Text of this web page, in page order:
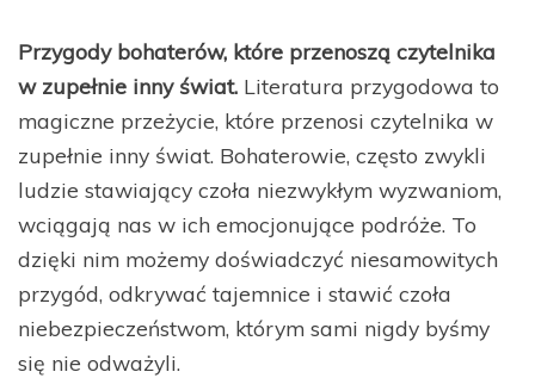
Przygody bohaterów, które przenoszą czytelnika
w zupełnie inny świat. Literatura przygodowa to
magiczne przeżycie, które przenosi czytelnika w
zupełnie inny świat. Bohaterowie, często zwykli
ludzie stawiający czoła niezwykłym wyzwaniom,
wciągają nas w ich emocjonujące podróże. To
dzięki nim możemy doświadczyć niesamowitych
przygód, odkrywać tajemnice i stawić czoła
niebezpieczeństwom, którym sami nigdy byśmy
się nie odważyli.